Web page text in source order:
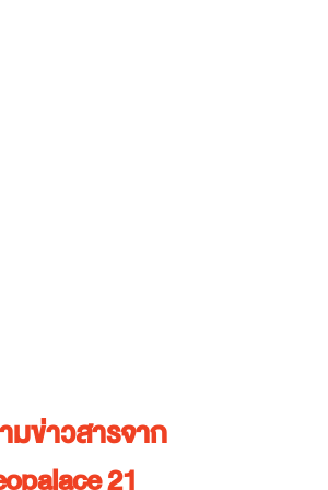
มข่าวสารจาก